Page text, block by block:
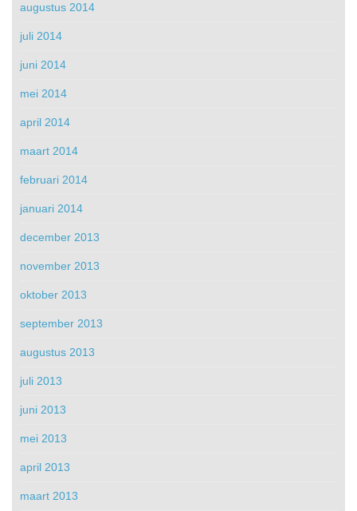
augustus 2014
juli 2014
juni 2014
mei 2014
april 2014
maart 2014
februari 2014
januari 2014
december 2013
november 2013
oktober 2013
september 2013
augustus 2013
juli 2013
juni 2013
mei 2013
april 2013
maart 2013